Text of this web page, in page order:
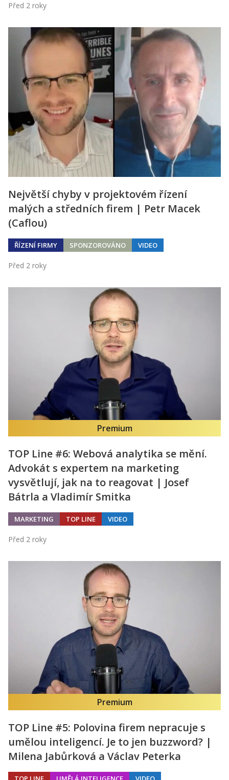
Před 2 roky
Největší chyby v projektovém řízení
malých a středních firem | Petr Macek
(Caflou)
ŘÍZENÍ FIRMY SPONZOROVÁNO VIDEO
Před 2 roky
Premium
TOP Line #6: Webová analytika se mění.
Advokát s expertem na marketing
vysvětlují, jak na to reagovat | Josef
Bátrla a Vladimír Smitka
MARKETING TOP LINE VIDEO
Před 2 roky
Premium
TOP Line #5: Polovina firem nepracuje s
umělou inteligencí. Je to jen buzzword? |
Milena Jabůrková a Václav Peterka